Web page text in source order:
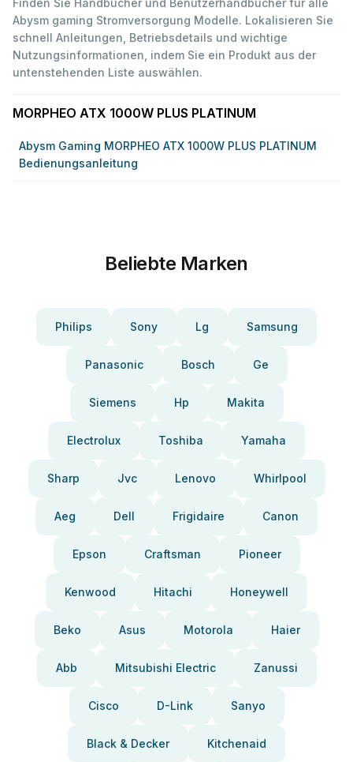
Finden Sie Handbücher und Benutzerhandbücher für alle
Abysm gaming Stromversorgung Modelle. Lokalisieren Sie
schnell Anleitungen, Betriebsdetails und wichtige
Nutzungsinformationen, indem Sie ein Produkt aus der
untenstehenden Liste auswählen.
MORPHEO ATX 1000W PLUS PLATINUM
Abysm Gaming MORPHEO ATX 1000W PLUS PLATINUM
Bedienungsanleitung
Beliebte Marken
Philips Sony Lg Samsung
Panasonic Bosch Ge
Siemens Hp Makita
Electrolux Toshiba Yamaha
Sharp Jvc Lenovo Whirlpool
Aeg Dell Frigidaire Canon
Epson Craftsman Pioneer
Kenwood Hitachi Honeywell
Beko Asus Motorola Haier
Abb Mitsubishi Electric Zanussi
Cisco D-Link Sanyo
Black & Decker Kitchenaid